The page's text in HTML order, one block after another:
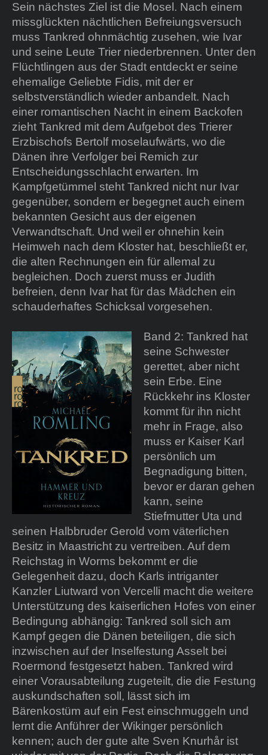
Sein nächstes Ziel ist die Mosel. Nach einem
missglückten nächtlichen Befreiungsversuch
muss Tankred ohnmächtig zusehen, wie Ivar
und seine Leute Trier niederbrennen. Unter den
Flüchtlingen aus der Stadt entdeckt er seine
ehemalige Geliebte Fidis, mit der er
selbstverständlich wieder anbandelt. Nach
einer romantischen Nacht in einem Backofen
zieht Tankred mit dem Aufgebot des Trierer
Erzbischofs Bertolf moselaufwärts, wo die
Dänen ihre Verfolger bei Remich zur
Entscheidungsschlacht erwarten. Im
Kampfgetümmel steht Tankred nicht nur Ivar
gegenüber, sondern er begegnet auch einem
bekannten Gesicht aus der eigenen
Verwandtschaft. Und weil er ohnehin kein
Heimweh nach dem Kloster hat, beschließt er,
die alten Rechnungen ein für allemal zu
begleichen. Doch zuerst muss er Judith
befreien, denn Ivar hat für das Mädchen ein
schauderhaftes Schicksal vorgesehen.
Band 2: Tankred hat
seine Schwester
gerettet, aber nicht
sein Erbe. Eine
Rückkehr ins Kloster
kommt für ihn nicht
mehr in Frage, also
muss er Kaiser Karl
persönlich um
Begnadigung bitten,
bevor er daran gehen
kann, seine
Stiefmutter Uta und
seinen Halbbruder Gerold vom väterlichen
Besitz in Maastricht zu vertreiben. Auf dem
Reichstag in Worms bekommt er die
Gelegenheit dazu, doch Karls intriganter
Kanzler Liutward von Vercelli macht die weitere
Unterstützung des kaiserlichen Hofes von einer
Bedingung abhängig: Tankred soll sich am
Kampf gegen die Dänen beteiligen, die sich
inzwischen auf der Inselfestung Asselt bei
Roermond festgesetzt haben. Tankred wird
einer Vorausabteilung zugeteilt, die die Festung
auskundschaften soll, lässt sich im
Bärenkostüm auf ein Fest einschmuggeln und
lernt die Anführer der Wikinger persönlich
kennen; auch der gute alte Sven Knurhår ist